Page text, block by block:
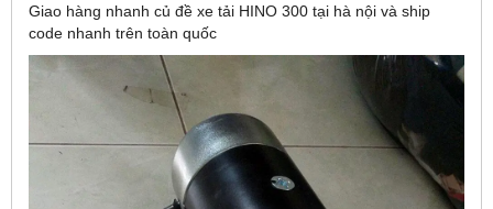
Giao hàng nhanh củ đề xe tải HINO 300 tại hà nội và ship
code nhanh trên toàn quốc